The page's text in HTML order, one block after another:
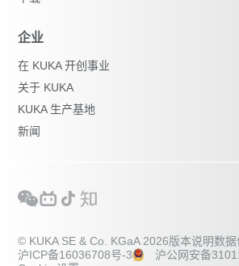
企业
在 KUKA 开创事业
关于 KUKA
KUKA 生产基地
新闻
© KUKA SE & Co. KGaA 2026版本说明数据
沪ICP备16036708号-3
沪公网安备